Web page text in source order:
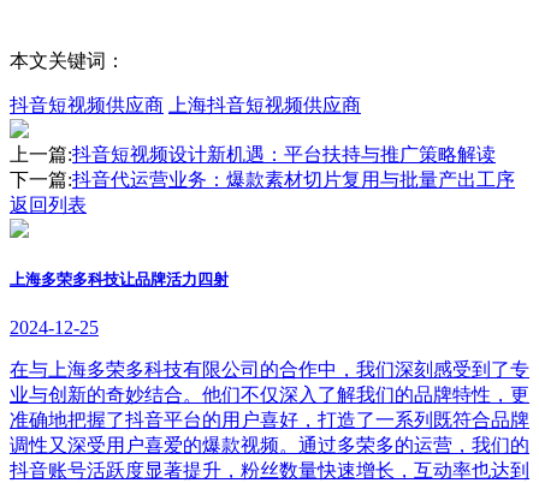
本文关键词：
抖音短视频供应商 上海抖音短视频供应商
上一篇:抖音短视频设计新机遇：平台扶持与推广策略解读
下一篇:抖音代运营业务：爆款素材切片复用与批量产出工序
返回列表
上海多荣多科技让品牌活力四射
2024-12-25
在与上海多荣多科技有限公司的合作中，我们深刻感受到了专
业与创新的奇妙结合。他们不仅深入了解我们的品牌特性，更
准确地把握了抖音平台的用户喜好，打造了一系列既符合品牌
调性又深受用户喜爱的爆款视频。通过多荣多的运营，我们的
抖音账号活跃度显著提升，粉丝数量快速增长，互动率也达到